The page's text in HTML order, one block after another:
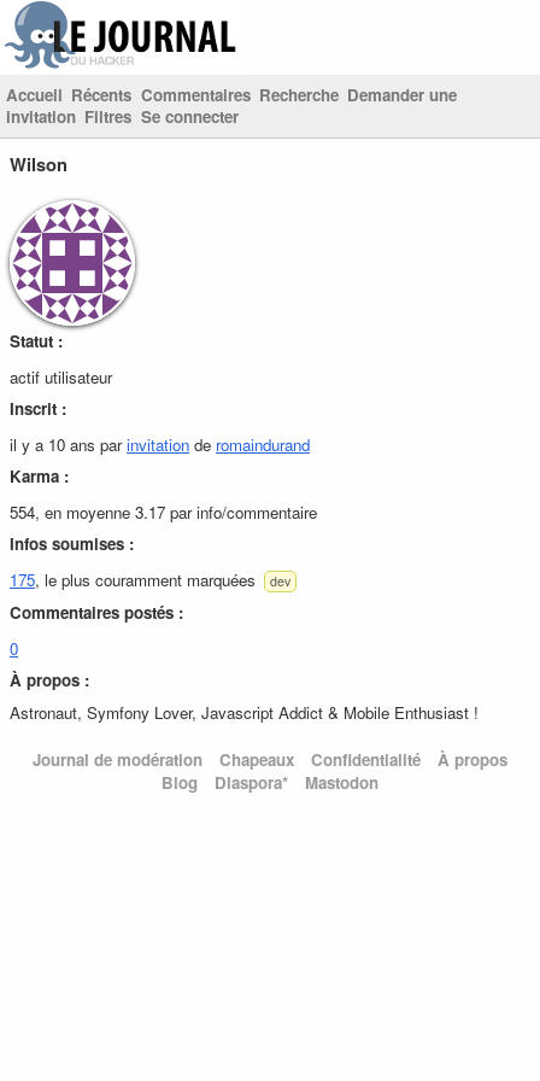
Accueil Récents Commentaires Recherche Demander une
invitation Filtres Se connecter
Wilson
Statut :
actif utilisateur
Inscrit :
il y a 10 ans parinvitation de romaindurand
Karma :
554, en moyenne 3.17 par info/commentaire
Infos soumises :
175, le plus couramment marquées dev
Commentaires postés :
0
À propos :
Astronaut, Symfony Lover, Javascript Addict & Mobile Enthusiast !
Journal de modération Chapeaux Confidentialité
À propos
Blog
Diaspora* Mastodon